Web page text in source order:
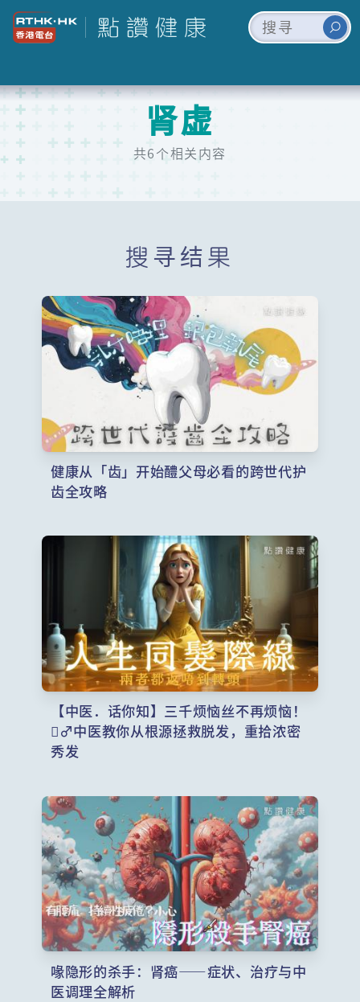
肾虚
共6个相关内容
搜寻结果
健康从「齿」开始醴父母必看的跨世代护
齿全攻略
【中医．话你知】三千烦恼丝不再烦恼！
‍♂️中医教你从根源拯救脱发，重拾浓密
秀发
喙隐形的杀手：肾癌——症状、治疗与中
医调理全解析